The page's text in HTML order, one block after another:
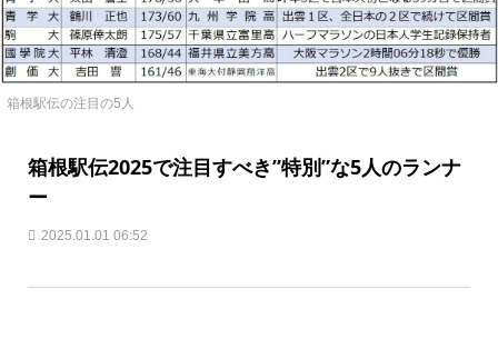
箱根駅伝の注目の5人
箱根駅伝2025で注目すべき”特別”な5人のランナ
ー
2025.01.01 06:52